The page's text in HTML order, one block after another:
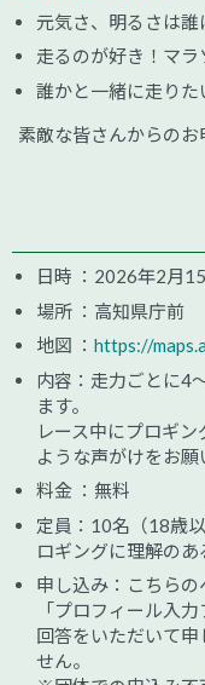
元気さ、明るさは誰
走るのが好き！マラ
誰かと一緒に走りた
素敵な皆さんからの
日時 ：2026年2月
場所 ：高知県庁前
地図 ： https://
内容：走力ごとに4
ます。
レース中にプロギ
ような声がけをお願
料金 ：無料
定員：10名（18歳
ロギングに理解のあ
申し込み：こちら
「プロフィール入
回答をいただいて
せん。